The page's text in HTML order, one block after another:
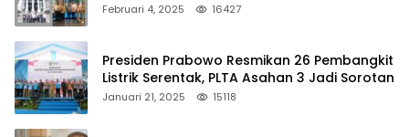
Februari 4, 2025 16427
Presiden Prabowo Resmikan 26 Pembangkit
Listrik Serentak, PLTA Asahan 3 Jadi Sorotan
Januari 21, 2025 15118